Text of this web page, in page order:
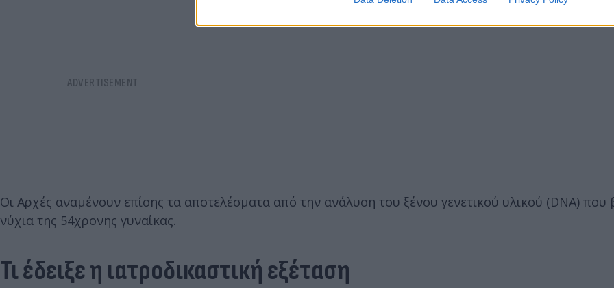
Οι Αρχές αναμένουν επίσης τα αποτελέσματα από την ανάλυση του ξένου γενετικού υλικού (DNA) που
νύχια της 54χρονης γυναίκας.
Τι έδειξε η ιατροδικαστική εξέταση